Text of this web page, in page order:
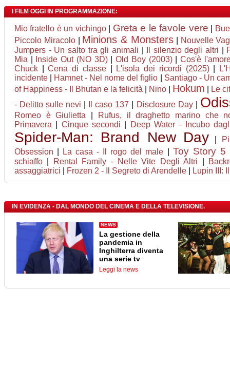
I FILM OGGI IN PROGRAMMAZIONE:
Mio fratello è un vichingo| Greta e le favole vere
Piccolo Miracolo| Minions & Monsters
Nouvelle
Jumpers - Un salto tra gli animali
Il silenzio degli altri
Mia
Inside Out (NO 3D)|Old Boy (2003)|Cos'è
Chuck |Cena di classe| L'isola dei ricordi (2025)|
incidente
Hamnet - Nel nome del figlio
Santiago - Un
of Happiness - Il Bhutan e la felicità
Nino Hokum
Le
- Delitto sulle nevi
Il caso 137 Disclosure Day|
Romeo è Giulietta
Rufus, il draghetto marino che
Primavera
Cinque secondi Deep Water - Incubo
Spider-Man: Brand New Day
Obsession
La casa - Il rogo del male Toy Story 5
schiaffo
Rental Family - Nelle Vite Degli Altri
assaggiatrici
Frozen 2 - Il Segreto di Arendelle Lupin III:
IN EVIDENZA - DAL MONDO DEL CINEMA E DELLA TELEVISIONE.
NEWS
La gestione della
pandemia in
Inghilterra diventa
una serie tv
Leggi la news